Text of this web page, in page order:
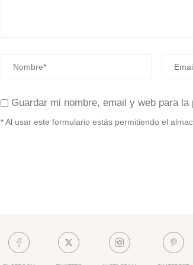
Guardar mi nombre, email y web para
* Al usar este formulario estás permitiendo el